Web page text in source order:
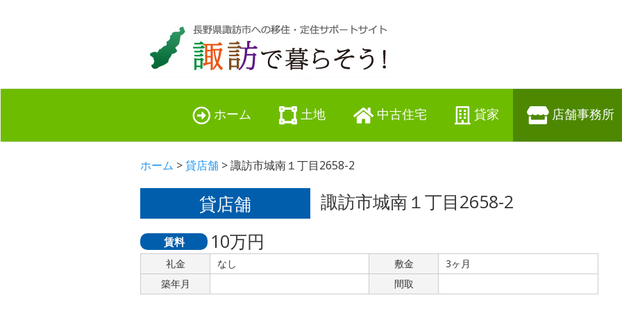
ホーム 土地 中古住宅 貸家 店舗事務所
ホーム >貸店舗 > 諏訪市城南１丁目2658-2
貸店舗 諏訪市城南１丁目2658-2
賃料 10万円
礼金 なし 敷金
3ヶ月
築年月
間取